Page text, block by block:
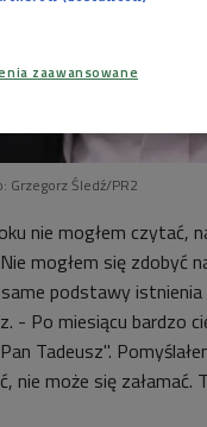
Grzegorz Śledź/PR2
nie mogłem czytać,
mogłem się zdobyć
same podstawy
- Po miesiącu bardzo
Tadeusz".
nie może się załamać.
zaawansowane